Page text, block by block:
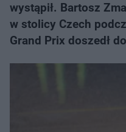
wystąpił. Bartosz
w stolicy Czech
Grand Prix doszedł